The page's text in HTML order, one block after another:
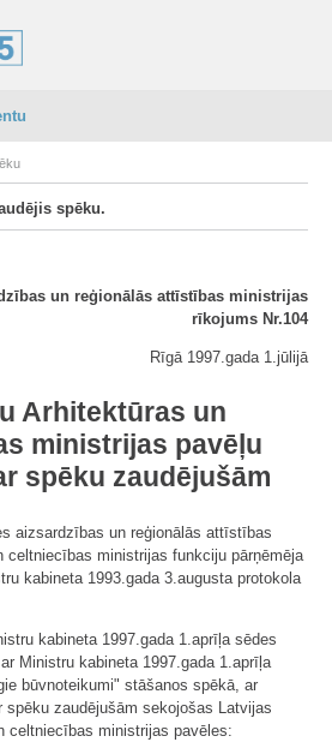
spēku.
un reģionālās attīstības ministrijas
rīkojums Nr.104
Rīgā 1997.gada 1.jūlijā
Arhitektūras un
ministrijas pavēļu
spēku zaudējušām
aizsardzības un reģionālās attīstības
celtniecības ministrijas funkciju pārņēmēja
kabineta 1993.gada 3.augusta protokola
kabineta 1997.gada 1.aprīļa sēdes
Ministru kabineta 1997.gada 1.aprīļa
būvnoteikumi" stāšanos spēkā, ar
spēku zaudējušām sekojošas Latvijas
celtniecības ministrijas pavēles: